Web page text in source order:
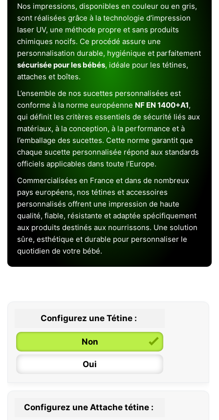
Nos impressions, disponibles en couleur ou en gris,
sont réalisées grâce à la technologie d’impression
laser UV, une méthode propre et sans produits
chimiques nocifs. Ce procédé assure une
personnalisation durable, hygiénique et parfaitement
sécurisée pour les bébés, idéale pour les tétines,
attaches et boîtes.
L’ensemble de nos sucettes personnalisées est
conforme à la norme européenne NF EN 1400+A1,
qui définit les critères essentiels de sécurité liés aux
matériaux, à la conception, à la performance et à
l’emballage des sucettes. Cette norme garantit que
chaque sucette personnalisée répond aux standards
officiels applicables dans toute l’Europe.
Commercialisées en France et dans de nombreux
pays européens, nos tétines et accessoires
personnalisés offrent une impression de haute
qualité, fiable, résistante et adaptée spécifiquement
aux produits destinés aux nourrissons. Une solution
sûre, esthétique et durable pour personnaliser le
quotidien de votre bébé.
Configurez une Tétine :
Non
Oui
0 / 6 mois
Configurez une Attache tétine :